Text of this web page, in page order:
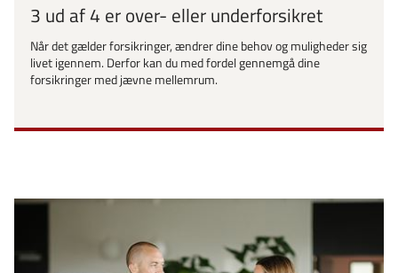
3 ud af 4 er over- eller underforsikret
Når det gælder forsikringer, ændrer dine behov og muligheder sig
livet igennem. Derfor kan du med fordel gennemgå dine
forsikringer med jævne mellemrum.